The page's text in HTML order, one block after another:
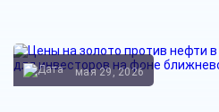
мая 29, 2026